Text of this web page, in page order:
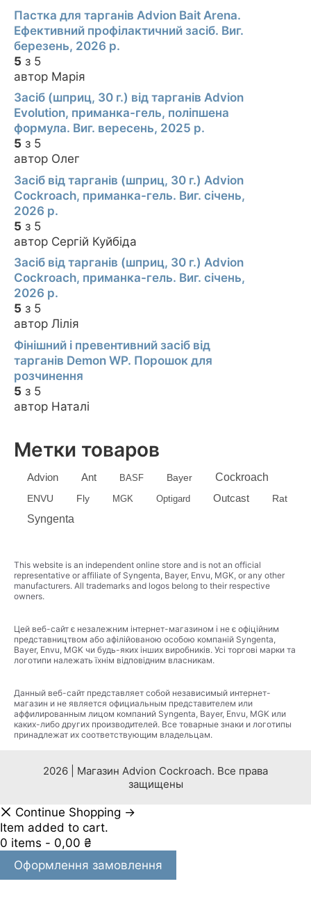
Пастка для тарганів Advion Bait Arena.
Ефективний профілактичний засіб. Виг.
березень, 2026 р.
5 з 5
автор Марія
Засіб (шприц, 30 г.) від тарганів Advion
Evolution, приманка-гель, поліпшена
формула. Виг. вересень, 2025 р.
5 з 5
автор Олег
Засіб від тарганів (шприц, 30 г.) Advion
Cockroach, приманка-гель. Виг. січень,
2026 р.
5 з 5
автор Сергій Куйбіда
Засіб від тарганів (шприц, 30 г.) Advion
Cockroach, приманка-гель. Виг. січень,
2026 р.
5 з 5
автор Лілія
Фінішний і превентивний засіб від
тарганів Demon WP. Порошок для
розчинення
5 з 5
автор Наталі
Метки товаров
Advion Ant BASF Bayer Cockroach
ENVU Fly MGK Optigard Outcast Rat
Syngenta
This website is an independent online store and is not an official
representative or affiliate of Syngenta, Bayer, Envu, MGK, or any other
manufacturers. All trademarks and logos belong to their respective
owners.
Цей веб-сайт є незалежним інтернет-магазином і не є офіційним
представництвом або афілійованою особою компаній Syngenta,
Bayer, Envu, MGK чи будь-яких інших виробників. Усі торгові марки та
логотипи належать їхнім відповідним власникам.
Данный веб-сайт представляет собой независимый интернет-
магазин и не является официальным представителем или
аффилированным лицом компаний Syngenta, Bayer, Envu, MGK или
каких-либо других производителей. Все товарные знаки и логотипы
принадлежат их соответствующим владельцам.
2026 | Магазин Advion Cockroach. Все права
защищены
Continue Shopping →
Item added to cart.
0 items - 0,00 ₴
Оформлення замовлення